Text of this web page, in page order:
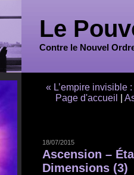
Le
Contre le Nouvel
« L’empire invisible
Page d'accueil
18/07/2015
Ascension –
Dimensions (3)